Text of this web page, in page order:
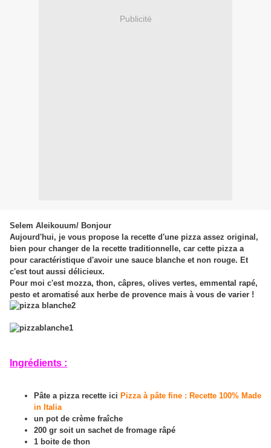
Publicité
Selem Aleikouum/ Bonjour
Aujourd'hui, je vous propose la recette d'une pizza assez original,
bien pour changer de la recette traditionnelle, car cette pizza a
pour caractéristique d'avoir une sauce blanche et non rouge. Et
c'est tout aussi délicieux.
Pour moi c'est mozza, thon, câpres, olives vertes, emmental rapé,
pesto et aromatisé aux herbe de provence mais à vous de varier !
Ingrédients :
Pâte a pizza recette ici Pizza à pâte fine : Recette 100% Made
in Italia
un pot de crème fraîche
200 gr soit un sachet de fromage râpé
1 boite de thon